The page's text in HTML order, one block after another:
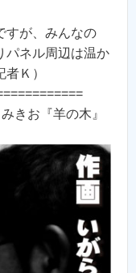
すが、みんなの
パネル周辺は温か
Ｋ）
きお『羊の木』